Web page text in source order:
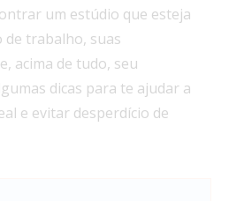
um estúdio que esteja
de trabalho, suas
acima de tudo, seu
dicas para te ajudar a
e evitar desperdício de